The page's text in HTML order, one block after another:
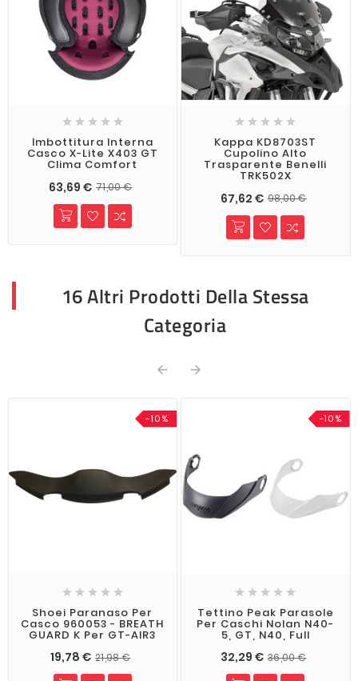
    
Imbottitura Interna
Casco X-Lite X403 GT
Clima Comfort
63,69 € 71,00 €
    
Kappa KD8703ST
Cupolino Alto
Trasparente Benelli
TRK502X
67,62 € 98,00 €
16 Altri Prodotti Della Stessa
Categoria
 
-10%
    
Shoei Paranaso Per
Casco 960053 - BREATH
GUARD K Per GT-AIR3
19,78 € 21,98 €
-10%
    
Tettino Peak Parasole
Per Caschi Nolan N40-
5, GT, N40, Full
32,29 € 36,00 €